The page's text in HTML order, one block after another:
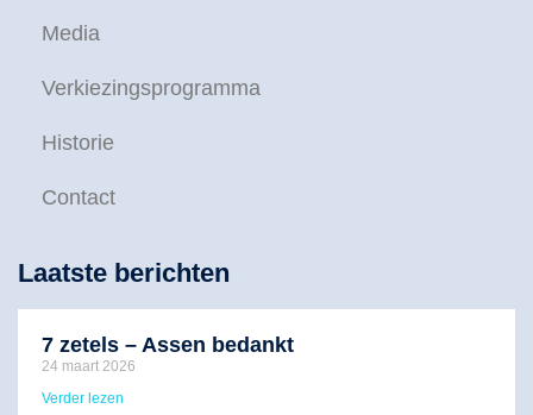
Media
Verkiezingsprogramma
Historie
Contact
Laatste berichten
7 zetels – Assen bedankt
24 maart 2026
Verder lezen